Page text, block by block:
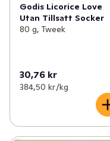
Godis Licorice Love
Utan Tillsatt Socker
80 g, Tweek
30,76 kr
384,50 kr /kg